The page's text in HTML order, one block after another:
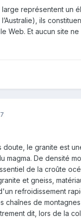
représentent un
ils
Web. Et aucun site
doute, le granite est
magma. De densité
de la croûte
et gneiss,
refroidissement
chaînes de
dit, lors de la